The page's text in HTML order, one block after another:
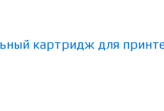
картридж для